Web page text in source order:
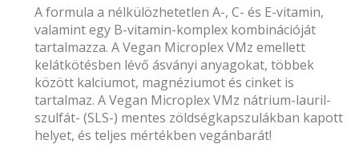
A formula a nélkülözhetetlen A-, C- és E-vitamin,
valamint egy B-vitamin-komplex kombinációját
tartalmazza. A Vegan Microplex VMz emellett
kelátkötésben lévő ásványi anyagokat, többek
között kalciumot, magnéziumot és cinket is
tartalmaz. A Vegan Microplex VMz nátrium-lauril-
szulfát- (SLS-) mentes zöldségkapszulákban kapott
helyet, és teljes mértékben vegánbarát!